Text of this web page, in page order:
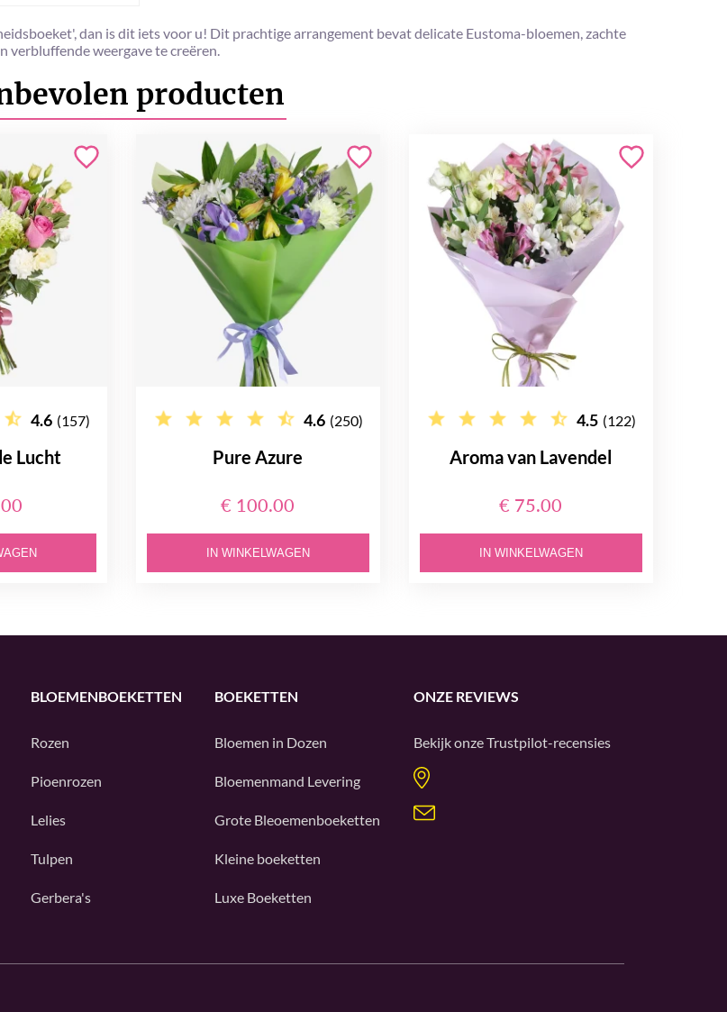
dan is dit iets voor u! Dit prachtige arrangement bevat delicate Eustoma-bloemen, zachte
​​verbluffende weergave te creëren.
producten
4.6 (157)
Lucht
4.6 (250)
Pure Azure
€ 100.00
IN WINKELWAGEN
4.5 (122)
Aroma van Lavendel
€ 75.00
IN WINKELWAGEN
BLOEMENBOEKETTEN
Rozen
Pioenrozen
Lelies
Tulpen
Gerbera's
BOEKETTEN
Bloemen in Dozen
Bloemenmand Levering
Grote Bleoemenboeketten
Kleine boeketten
Luxe Boeketten
ONZE REVIEWS
Bekijk onzeTrustpilot-recensies